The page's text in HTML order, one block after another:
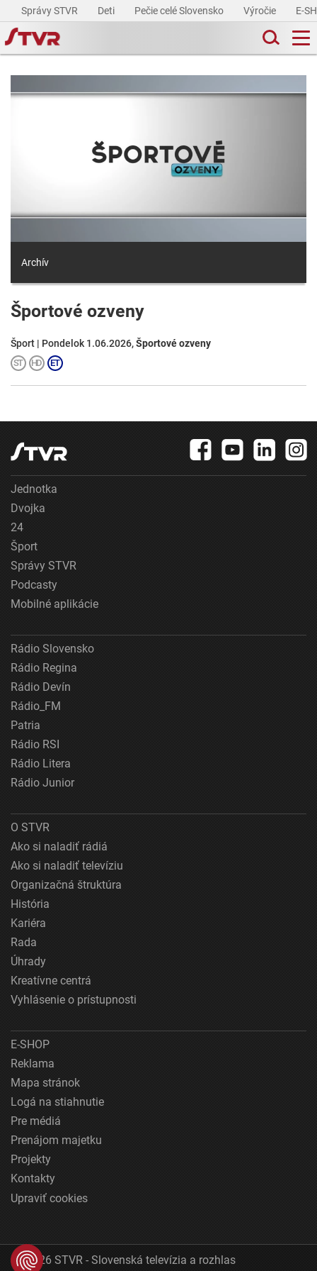
Správy STVR Deti Pečie celé Slovensko Výročie E-
Archív
Športové ozveny
Šport | Pondelok 1.06.2026,Športové ozveny
Jednotka
Dvojka
24
Šport
Správy STVR
Podcasty
Mobilné aplikácie
Rádio Slovensko
Rádio Regina
Rádio Devín
Rádio_FM
Patria
Rádio RSI
Rádio Litera
Rádio Junior
O STVR
Ako si naladiť rádiá
Ako si naladiť televíziu
Organizačná štruktúra
História
Kariéra
Rada
Úhrady
Kreatívne centrá
Vyhlásenie o prístupnosti
E-SHOP
Reklama
Mapa stránok
Logá na stiahnutie
Pre médiá
Prenájom majetku
Projekty
Kontakty
Upraviť cookies
© 2026 STVR - Slovenská televízia a rozhlas